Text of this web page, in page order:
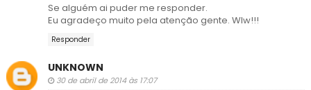
Se alguém ai puder me responder.
Eu agradeço muito pela atenção gente. Wlw!!!
Responder
UNKNOWN
30 de abril de 2014 às 17:07